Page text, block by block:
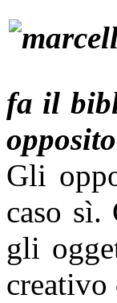
fa il
Gli
caso sì.
gli
creativo